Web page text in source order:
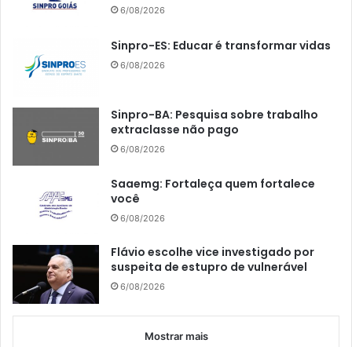
6/08/2026
Sinpro-ES: Educar é transformar vidas
6/08/2026
Sinpro-BA: Pesquisa sobre trabalho
extraclasse não pago
6/08/2026
Saaemg: Fortaleça quem fortalece
você
6/08/2026
Flávio escolhe vice investigado por
suspeita de estupro de vulnerável
6/08/2026
Mostrar mais